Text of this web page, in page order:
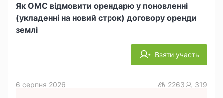
Як ОМС відмовити орендарю у поновленні
(укладенні на новий строк) договору оренди
землі
Взяти участь
6 серпня 2026 2263 319